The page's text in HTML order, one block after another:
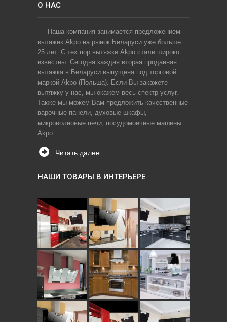
О НАС
Наша компания занимается предложением
вытяжек Akpo на рынок Беларуси уже больше
25 лет. С тех пор вытяжки Akpo стали широко
известны. Сегодня каждая вторая проданная
вытяжка в Беларуси выпущена под торговой
маркой Akpo (Польша). Если Вы закажете
вытяжку у нас, мы окажем весь спектр услуг.
Также мы можем Вам предложить качественные
варочные панели, духовые шкафы,
микроволновые печи, посудомоечные машины
Akpo...
Читать далее
НАШИ ТОВАРЫ В ИНТЕРЬЕРЕ